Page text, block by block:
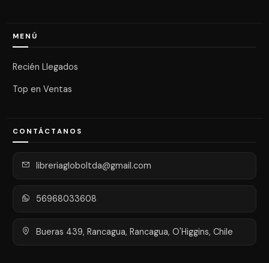
MENÚ
Recién Llegados
Top en Ventas
CONTÁCTANOS
libreriagloboltda@gmail.com
56968033608
Bueras 439, Rancagua, Rancagua, O'Higgins, Chile